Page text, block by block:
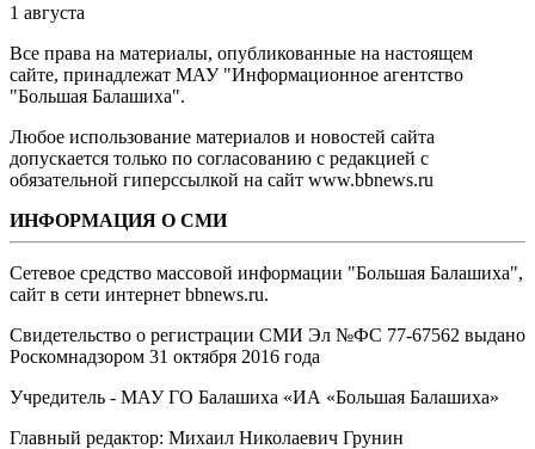
1 августа
Все права на материалы, опубликованные на настоящем
сайте, принадлежат МАУ "Информационное агентство
"Большая Балашиха".
Любое использование материалов и новостей сайта
допускается только по согласованию с редакцией с
обязательной гиперссылкой на сайт www.bbnews.ru
ИНФОРМАЦИЯ О СМИ
Сетевое средство массовой информации "Большая Балашиха",
сайт в сети интернет bbnews.ru.
Свидетельство о регистрации СМИ Эл №ФС ‎77-67562 выдано
Роскомнадзором 31 октября 2016 года
Учредитель - МАУ ГО Балашиха «ИА «Большая Балашиха»
Главный редактор: Михаил Николаевич Грунин